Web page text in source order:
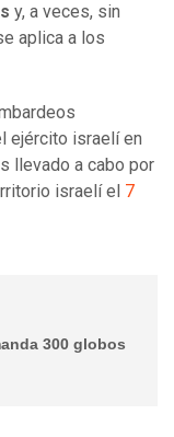
y, a veces, sin
aplica a los
ejército israelí en
llevado a cabo por
israelí el 7
300 globos